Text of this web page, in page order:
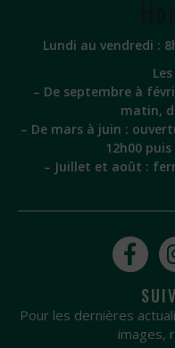
Lundi au vendredi :
– De septembre à
matin,
– De mars à juin :
12h00
– Juillet et août :
Pour les dernières
images,